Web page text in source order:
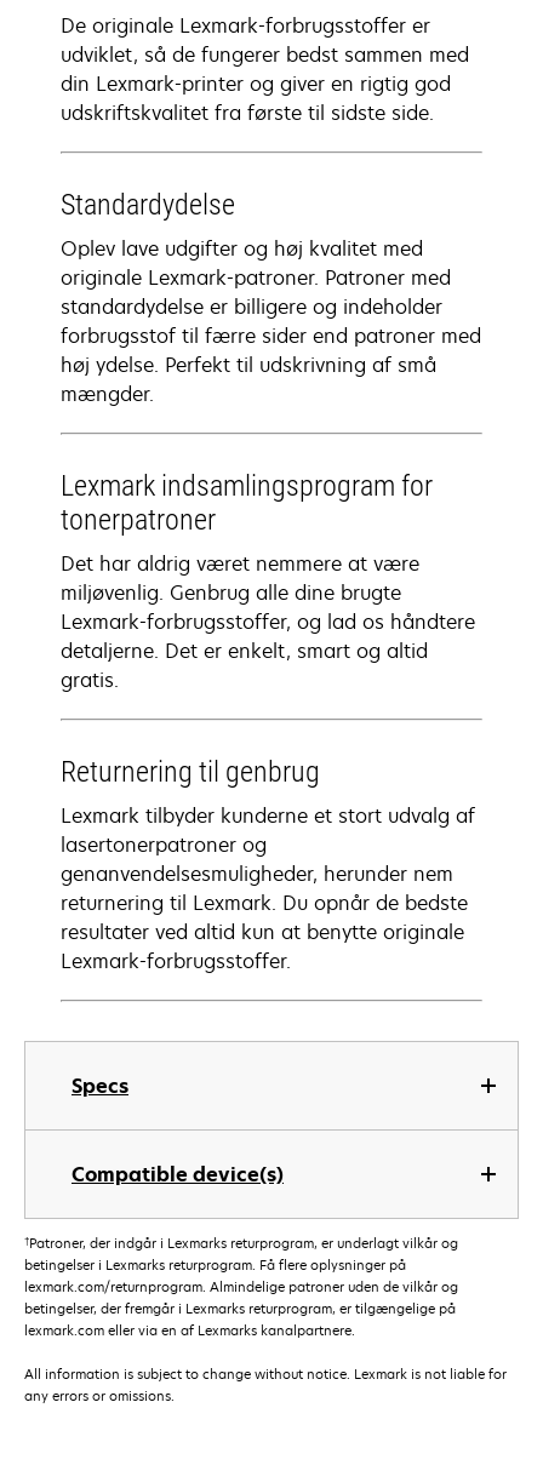
Specs
Compatible device(s)
De originale Lexmark-forbrugsstoffer er
udviklet, så de fungerer bedst sammen med
din Lexmark-printer og giver en rigtig god
udskriftskvalitet fra første til sidste side.
Standardydelse
Oplev lave udgifter og høj kvalitet med
originale Lexmark-patroner. Patroner med
standardydelse er billigere og indeholder
forbrugsstof til færre sider end patroner med
høj ydelse. Perfekt til udskrivning af små
mængder.
Lexmark indsamlingsprogram for
tonerpatroner
Det har aldrig været nemmere at være
miljøvenlig. Genbrug alle dine brugte
Lexmark-forbrugsstoffer, og lad os håndtere
detaljerne. Det er enkelt, smart og altid
gratis.
Returnering til genbrug
Lexmark tilbyder kunderne et stort udvalg af
lasertonerpatroner og
genanvendelsesmuligheder, herunder nem
returnering til Lexmark. Du opnår de bedste
resultater ved altid kun at benytte originale
Lexmark-forbrugsstoffer.
†Patroner, der indgår i Lexmarks returprogram, er underlagt vilkår og
betingelser i Lexmarks returprogram. Få flere oplysninger på
lexmark.com/returnprogram. Almindelige patroner uden de vilkår og
betingelser, der fremgår i Lexmarks returprogram, er tilgængelige på
lexmark.com eller via en af Lexmarks kanalpartnere.
All information is subject to change without notice. Lexmark is not liable for
any errors or omissions.